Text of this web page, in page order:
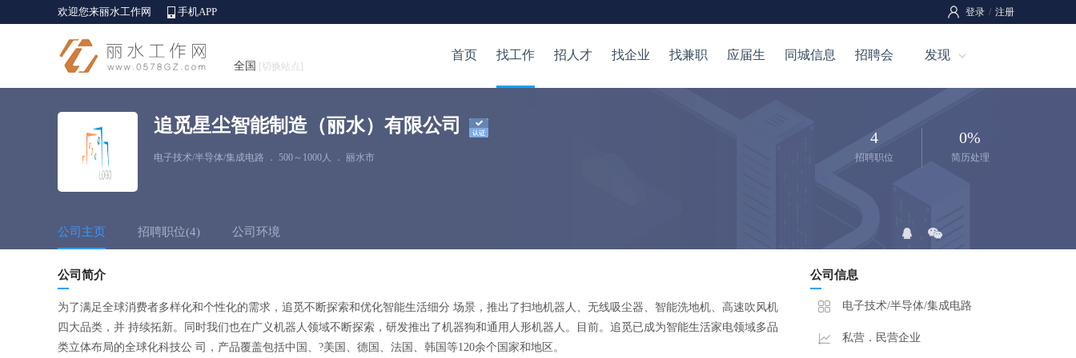
欢迎您来丽水工作网 手机APP 登录 / 注册
全国 [切换站点]
首页 找工作 招人才 找企业 找兼职 应届生 同城信息 招聘会 发现
追觅星尘智能制造（丽水）有限公司
电子技术/半导体/集成电路 ． 500～1000人 ． 丽水市
4
招聘职位
0%
简历处理
公司主页 招聘职位(4) 公司环境
公司简介
为了满足全球消费者多样化和个性化的需求，追觅不断探索和优化智能生活细分 场景，推出了扫地机器人、无线吸尘器、智能洗地机、高速吹风机
四大品类，并 持续拓新。同时我们也在广义机器人领域不断探索，研发推出了机器狗和通用人形机器人。目前。追觅已成为智能生活家电领域多品
类立体布局的全球化科技公 司，产品覆盖包括中国、?美国、德国、法国、韩国等120余个国家和地区。
公司信息
电子技术/半导体/集成电路
私营．民营企业